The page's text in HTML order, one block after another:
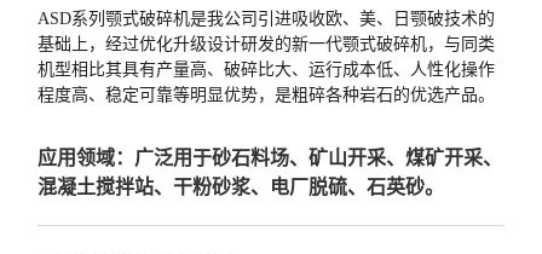
ASD系列颚式破碎机是我公司引进吸收欧、美、日颚破技术的
基础上，经过优化升级设计研发的新一代颚式破碎机，与同类
机型相比其具有产量高、破碎比大、运行成本低、人性化操作
程度高、稳定可靠等明显优势，是粗碎各种岩石的优选产品。
应用领域：广泛用于砂石料场、矿山开采、煤矿开采、
混凝土搅拌站、干粉砂浆、电厂脱硫、石英砂。